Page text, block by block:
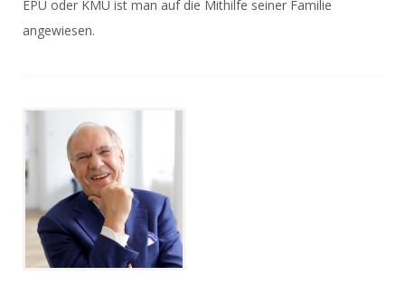
EPU oder KMU ist man auf die Mithilfe seiner Familie
angewiesen.